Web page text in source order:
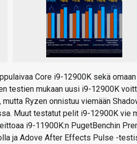
Core i9-12900K sekä
testien mukaan uusi i9-12900K
Ryzen onnistuu viemään
Muut testatut pelit i9-12900K vie
i9-11900K:n PugetBenchin
ja Adove After Effects Pulse -